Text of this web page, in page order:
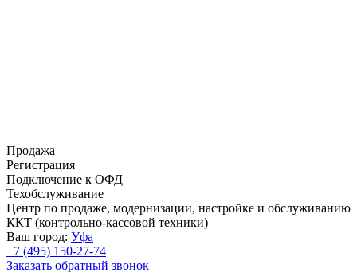
Продажа
Регистрация
Подключение к ОФД
Техобслуживание
Центр по продаже, модернизации, настройке и обслуживанию
ККТ (контрольно-кассовой техники)
Ваш город: Уфа
+7 (495) 150-27-74
Заказать обратный звонок